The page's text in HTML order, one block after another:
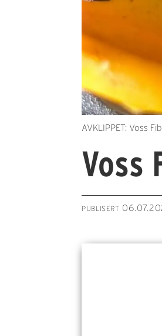
AVKLIPPET: Voss
Voss
PUBLISERT